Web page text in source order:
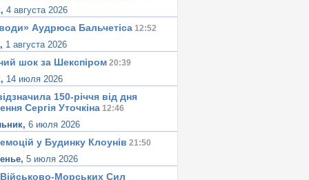
4 августа 2026
Аудрюса Бальчетiса 12:52
1 августа 2026
шок за Шекспіром 20:39
14 июля 2026
150-річчя від дня
Сергія Уточкіна 12:46
6 июля 2026
у Будинку Клоунів 21:50
5 июля 2026
Морських Сил